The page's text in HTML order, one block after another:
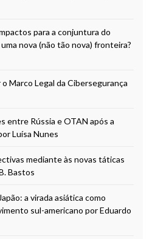
para a conjuntura do
nova (não tão nova) fronteira?
Marco Legal da Cibersegurança
entre Rússia e OTAN após a
Luísa Nunes
mediante às novas táticas
Bastos
a virada asiática como
sul-americano por Eduardo